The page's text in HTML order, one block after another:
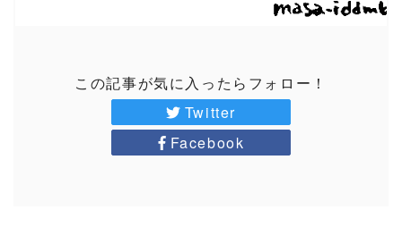
この記事が気に入ったらフォロー！
Twitter
Facebook